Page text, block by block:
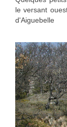
le versant
d'Aiguebelle